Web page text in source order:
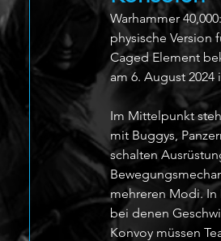
Warhammer
physische Version
Caged Element
am 6. August 2024
Im Mittelpunkt
mit Buggys,
schalten
mehreren Modi. In
bei denen
Konvoy müssen